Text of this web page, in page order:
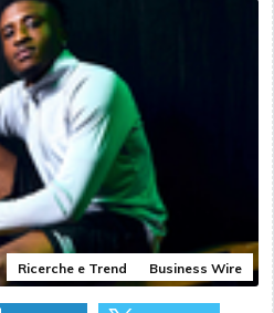
Ricerche e Trend Business Wire